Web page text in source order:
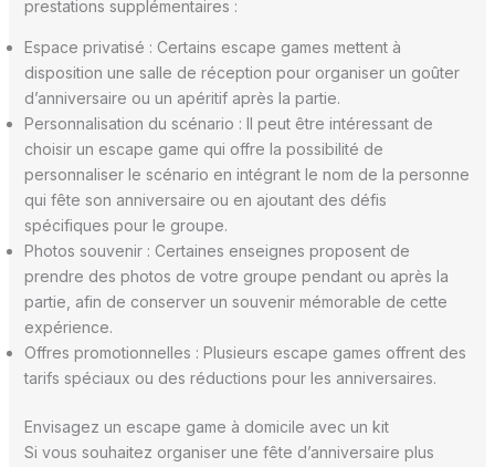
prestations supplémentaires :
Espace privatisé : Certains escape games mettent à
disposition une salle de réception pour organiser un goûter
d’anniversaire ou un apéritif après la partie.
Personnalisation du scénario : Il peut être intéressant de
choisir un escape game qui offre la possibilité de
personnaliser le scénario en intégrant le nom de la personne
qui fête son anniversaire ou en ajoutant des défis
spécifiques pour le groupe.
Photos souvenir : Certaines enseignes proposent de
prendre des photos de votre groupe pendant ou après la
partie, afin de conserver un souvenir mémorable de cette
expérience.
Offres promotionnelles : Plusieurs escape games offrent des
tarifs spéciaux ou des réductions pour les anniversaires.
Envisagez un escape game à domicile avec un kit
Si vous souhaitez organiser une fête d’anniversaire plus